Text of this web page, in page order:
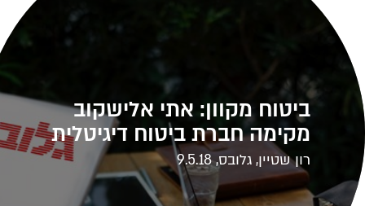
ביטוח מקוון: אתי אלישקוב
מקימה חברת ביטוח דיגיטלית
רון שטיין, גלובס, 9.5.18